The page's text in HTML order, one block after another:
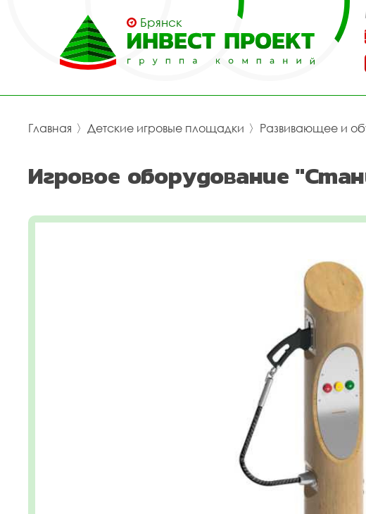
Брянск
Главная 〉 Детские игровые площадки 〉 Развивающее и
Игровое оборудование